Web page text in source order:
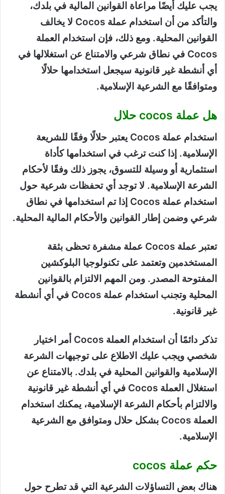
يجب عليك أيضًا مراعاة القوانين المالية في بلدك،
والتأكد من أن استخدام عملة Cocos لا يخالف
القوانين المحلية. ومع ذلك، فإن استخدام العملة
Cocos في نطاق شرعي والامتناع عن استغلالها في
أي أنشطة غير قانونية سيجعل استخدامها حلالًا
ومتوافقًا مع الشرعية الإسلامية.
هل عملة cocos حلال
استخدام عملة Cocos يعتبر حلالًا وفقًا للشريعة
الإسلامية. إذا كنت ترغب في استخدامها كأداة
استثمارية أو وسيلة للتسوق، يجوز ذلك وفقًا لأحكام
الشرعة الإسلامية. لا توجد أي تحفظات شرعية حول
استخدام عملة Cocos إذا تم استخدامها في نطاق
شرعي وضمن إطار القوانين والأحكام المالية المحلية.
تعتبر عملة Cocos عملة مشفرة تحظى بثقة
المستخدمين وتعتمد على تكنولوجيا البلوكشين
المفتوحة المصدر. ومن المهم الالتزام بالقوانين
المحلية وتجنب استخدام عملة Cocos في أي أنشطة
غير قانونية.
تذكر دائمًا أن استخدام العملة Cocos أمر اختيار
شخصي ويجب عليك الاطلاع على توجيهات الشرعة
الإسلامية والقوانين المحلية في بلدك. بالامتناع عن
استغلال العملة Cocos في أي أنشطة غير قانونية
والالتزام بأحكام الشرعة الإسلامية، يمكنك استخدام
العملة Cocos بشكل حلال ومتوافق مع الشرعية
الإسلامية.
حكم عملة cocos
هناك بعض التساؤلات الشرعية التي قد تطرح حول